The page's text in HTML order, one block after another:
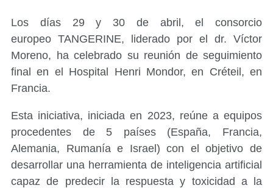
Los días 29 y 30 de abril, el consorcio
europeo TANGERINE, liderado por el dr. Víctor
Moreno, ha celebrado su reunión de seguimiento
final en el Hospital Henri Mondor, en Créteil, en
Francia.
Esta iniciativa, iniciada en 2023, reúne a equipos
procedentes de 5 países (España, Francia,
Alemania, Rumanía e Israel) con el objetivo de
desarrollar una herramienta de inteligencia artificial
capaz de predecir la respuesta y toxicidad a la